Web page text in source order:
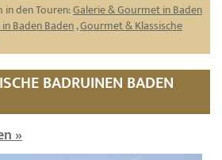
in den Touren:Galerie & Gourmet in Baden
Baden Baden,Gourmet & Klassische
BADRUINEN BADEN
»